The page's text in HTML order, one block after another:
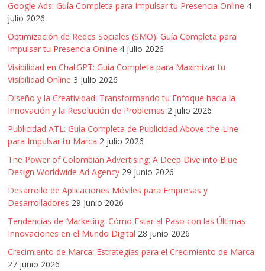
Agencias,
Empresas,
Negocios,
Tendencias,
Trendings,
Dinero,
Diseño
Móviles,
Estrategias
Digitales,
Estrategias
Publicitarias,
Alianzas,
Clientes,
Innovación,
Tecnología,
Noticias,
Google Ads: Guía Completa para Impulsar tu Presencia Online 4
julio 2026
Optimización de Redes Sociales (SMO): Guía Completa para
Impulsar tu Presencia Online 4 julio 2026
Visibilidad en ChatGPT: Guía Completa para Maximizar tu
Visibilidad Online 3 julio 2026
Diseño y la Creatividad: Transformando tu Enfoque hacia la
Innovación y la Resolución de Problemas 2 julio 2026
Publicidad ATL: Guía Completa de Publicidad Above-the-Line
para Impulsar tu Marca 2 julio 2026
The Power of Colombian Advertising: A Deep Dive into Blue
Design Worldwide Ad Agency 29 junio 2026
Desarrollo de Aplicaciones Móviles para Empresas y
Desarrolladores 29 junio 2026
Tendencias de Marketing: Cómo Estar al Paso con las Últimas
Innovaciones en el Mundo Digital 28 junio 2026
Crecimiento de Marca: Estrategias para el Crecimiento de Marca
27 junio 2026